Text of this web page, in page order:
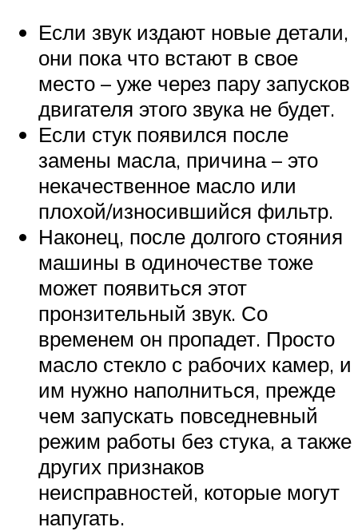
Если звук издают новые детали,
они пока что встают в свое
место – уже через пару запусков
двигателя этого звука не будет.
Если стук появился после
замены масла, причина – это
некачественное масло или
плохой/износившийся фильтр.
Наконец, после долгого стояния
машины в одиночестве тоже
может появиться этот
пронзительный звук. Со
временем он пропадет. Просто
масло стекло с рабочих камер, и
им нужно наполниться, прежде
чем запускать повседневный
режим работы без стука, а также
других признаков
неисправностей, которые могут
напугать.